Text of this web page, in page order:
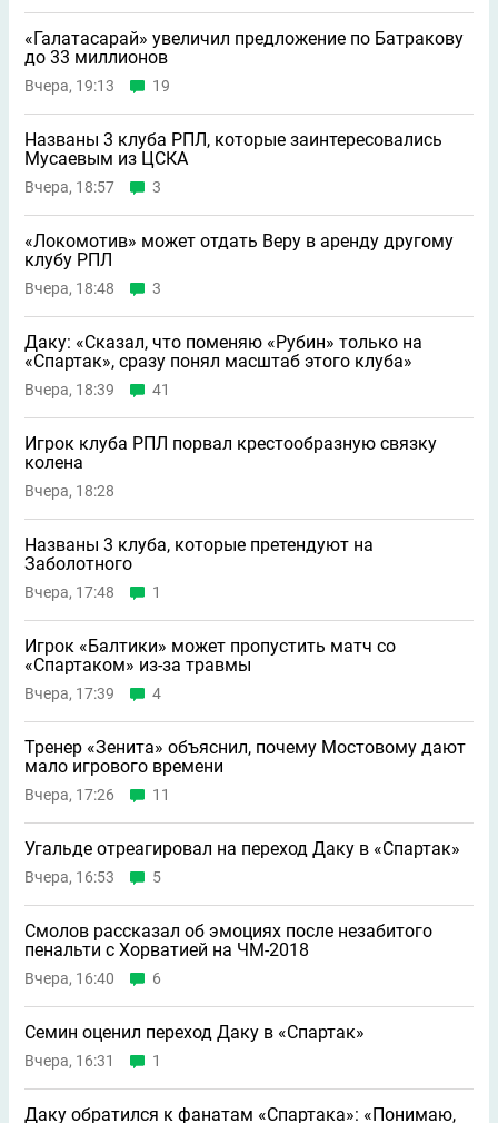
«Галатасарай» увеличил предложение по Батракову
до 33 миллионов
Вчера, 19:13 19
Названы 3 клуба РПЛ, которые заинтересовались
Мусаевым из ЦСКА
Вчера, 18:57 3
«Локомотив» может отдать Веру в аренду другому
клубу РПЛ
Вчера, 18:48 3
Даку: «Сказал, что поменяю «Рубин» только на
«Спартак», сразу понял масштаб этого клуба»
Вчера, 18:39 41
Игрок клуба РПЛ порвал крестообразную связку
колена
Вчера, 18:28
Названы 3 клуба, которые претендуют на
Заболотного
Вчера, 17:48 1
Игрок «Балтики» может пропустить матч со
«Спартаком» из-за травмы
Вчера, 17:39 4
Тренер «Зенита» объяснил, почему Мостовому дают
мало игрового времени
Вчера, 17:26 11
Угальде отреагировал на переход Даку в «Спартак»
Вчера, 16:53 5
Смолов рассказал об эмоциях после незабитого
пенальти с Хорватией на ЧМ-2018
Вчера, 16:40 6
Семин оценил переход Даку в «Спартак»
Вчера, 16:31 1
Даку обратился к фанатам «Спартака»: «Понимаю,